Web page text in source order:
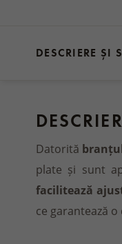
DESCRIERE ȘI
Datorită
plate și sunt
facilitează
ce garantează